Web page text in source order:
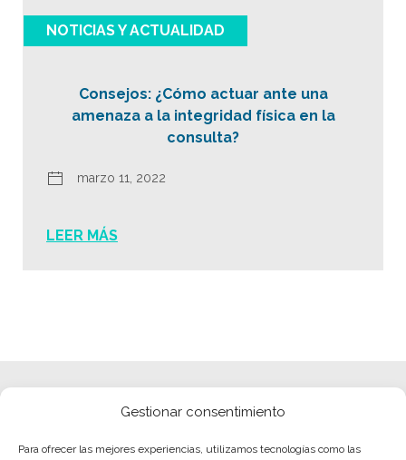
Gestionar consentimiento
Para ofrecer las mejores experiencias, utilizamos tecnologías como las
NOTICIAS Y ACTUALIDAD
Consejos: ¿Cómo actuar ante una
amenaza a la integridad física en la
consulta?
marzo 11, 2022
LEER MÁS